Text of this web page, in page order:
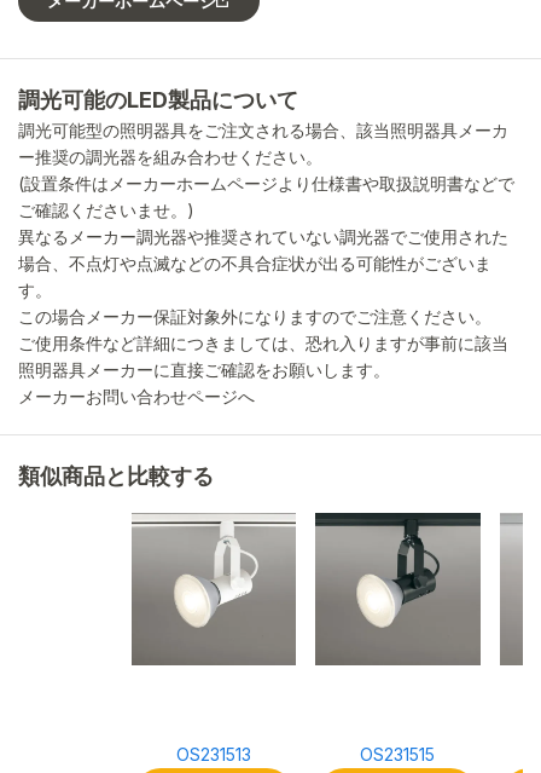
調光可能のLED製品について
調光可能型の照明器具をご注文される場合、該当照明器具メーカ
ー推奨の調光器を組み合わせください。
(設置条件はメーカーホームページより仕様書や取扱説明書などで
ご確認くださいませ。)
異なるメーカー調光器や推奨されていない調光器でご使用された
場合、不点灯や点滅などの不具合症状が出る可能性がございま
す。
この場合メーカー保証対象外になりますのでご注意ください。
ご使用条件など詳細につきましては、恐れ入りますが事前に該当
照明器具メーカーに直接ご確認をお願いします。
メーカーお問い合わせページへ
類似商品と比較する
OS231513 OS231515